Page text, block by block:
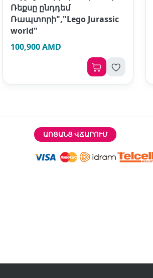
Ռեքսը ընդդեմ
Ռապտորի","Lego Jurassic
world"
100,900 AMD
ԱՌՑԱՆՑ ՎՃԱՐՈՒՄ